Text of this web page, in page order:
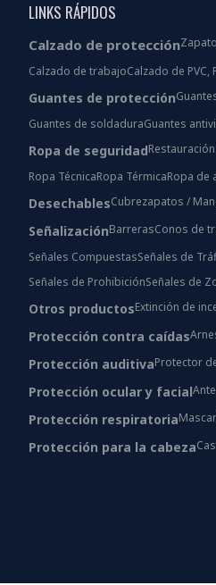
LINKS RÁPIDOS
Calzado de protección
Calzado de trabajoCalzado de PVC,
Guantes de protección
Guantes de soldaduraGuantes
Ropa de seguridad
Ropa TécnicaRopa TérmicaRopa de
DesechablesCubrezapatos /
SeñalizaciónBarrerasConos de
Señales CompuestasSeñales de
Señales de ProhibiciónSeñales de
Otros productosExtinción de
Protección contra caídas
Protección auditivaProtector
Protección ocular y facial
Protección respiratoria
Protección para la cabeza